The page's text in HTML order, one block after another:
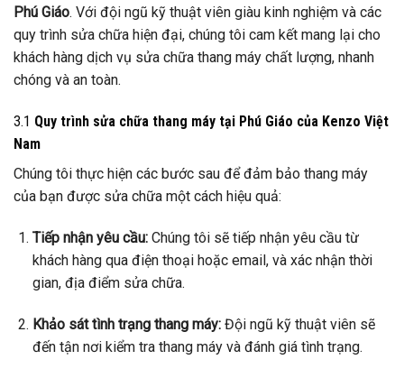
Phú Giáo. Với đội ngũ kỹ thuật viên giàu kinh nghiệm và các
quy trình sửa chữa hiện đại, chúng tôi cam kết mang lại cho
khách hàng dịch vụ sửa chữa thang máy chất lượng, nhanh
chóng và an toàn.
3.1 Quy trình sửa chữa thang máy tại Phú Giáo của Kenzo Việt
Nam
Chúng tôi thực hiện các bước sau để đảm bảo thang máy
của bạn được sửa chữa một cách hiệu quả:
Tiếp nhận yêu cầu:Chúng tôi sẽ tiếp nhận yêu cầu từ
khách hàng qua điện thoại hoặc email, và xác nhận thời
gian, địa điểm sửa chữa.
Khảo sát tình trạng thang máy:Đội ngũ kỹ thuật viên sẽ
đến tận nơi kiểm tra thang máy và đánh giá tình trạng.